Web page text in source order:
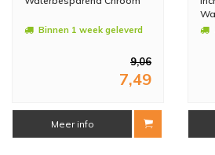
Binnen 1 week geleverd
9,06
7,49
Meer info